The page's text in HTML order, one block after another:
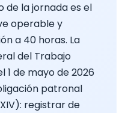
de la jornada es el
operable y
a 40 horas. La
del Trabajo
1 de mayo de 2026
patronal
registrar de